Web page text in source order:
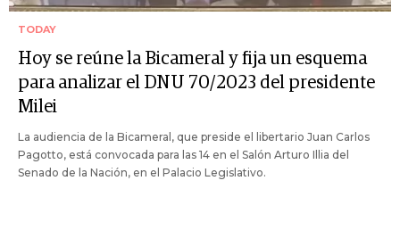
TODAY
Hoy se reúne la Bicameral y fija un esquema
para analizar el DNU 70/2023 del presidente
Milei
La audiencia de la Bicameral, que preside el libertario Juan Carlos
Pagotto, está convocada para las 14 en el Salón Arturo Illia del
Senado de la Nación, en el Palacio Legislativo.